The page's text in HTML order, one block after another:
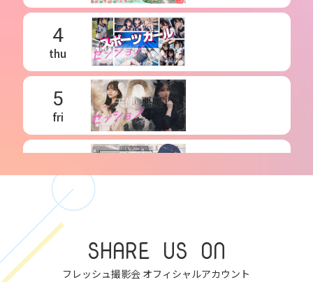
4
thu
5
fri
sat
7
sun SHARE US ON
フレッシュ撮影会 オフィシャルアカウント